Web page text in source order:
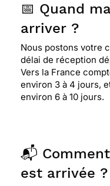
📅 Quand
arriver ?
Nous postons votre
délai de réception
Vers la France
environ 3 à 4 jours,
environ 6 à 10 jours.
📬
est arrivée ?